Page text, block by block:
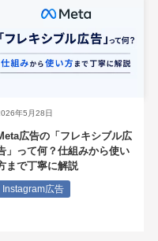
広告の「フレキシブル広
」って何？仕組みから使い
まで丁寧に解説
年5月28日
Instagram広告